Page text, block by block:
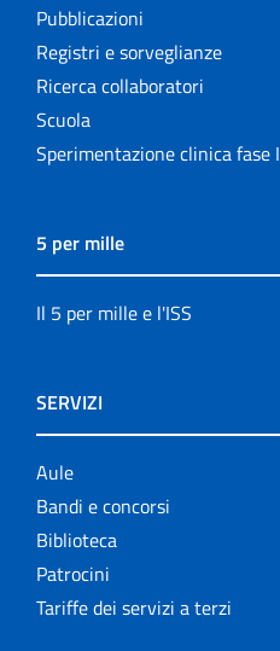
Pubblicazioni
Registri e sorveglianze
Ricerca collaboratori
Scuola
Sperimentazione clinica fase I
5 per mille
Il 5 per mille e l'ISS
SERVIZI
Aule
Bandi e concorsi
Biblioteca
Patrocini
Tariffe dei servizi a terzi